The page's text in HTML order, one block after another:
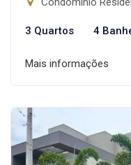
3 Quartos 4
Mais informações